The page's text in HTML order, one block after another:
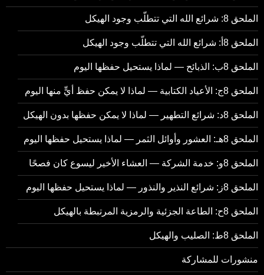
الملحق 8: شرائع الله التي تتطلّب وجود الهيكل
الملحق 8أ: شرائع الله التي تتطلّب وجود الهيكل
الملحق 8ب: الذبائح — لماذا يستحيل حفظها اليوم
الملحق 8ج: الأعياد الكتابية — لماذا لا يمكن حفظ أيٍّ منها اليوم
الملحق 8د: شرائع التطهير — لماذا لا يمكن حفظها بدون الهيكل
الملحق 8هـ: العشور وأوائل الثمر — لماذا يستحيل حفظها اليوم
الملحق 8و: خدمة الشركة — العشاء الأخير ليسوع كان فصحًا
الملحق 8ز: شرائع النذير والنذور — لماذا يستحيل حفظها اليوم
الملحق 8ح: الطاعة الجزئية والرمزية المرتبطة بالهيكل
الملحق 8ط: الصليب والهيكل
منشورات للمشاركة